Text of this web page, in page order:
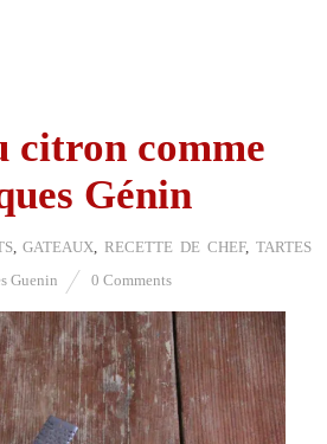
citron comme
Génin
,GATEAUX,RECETTE DE CHEF, TARTES
Guenin 0 Comments